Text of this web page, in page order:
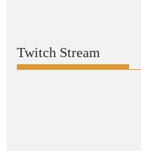
Twitch Stream